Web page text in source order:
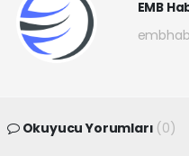
EMB
Okuyucu Yorumları (0)